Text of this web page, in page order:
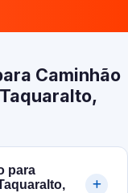
Caminhão
para